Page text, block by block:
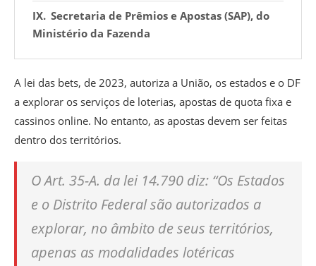
Secretaria de Prêmios e Apostas (SAP), do
Ministério da Fazenda
A lei das bets, de 2023, autoriza a União, os estados e o DF
a explorar os serviços de loterias, apostas de quota fixa e
cassinos online. No entanto, as apostas devem ser feitas
dentro dos territórios.
O Art. 35-A. da lei 14.790 diz: “Os Estados
e o Distrito Federal são autorizados a
explorar, no âmbito de seus territórios,
apenas as modalidades lotéricas